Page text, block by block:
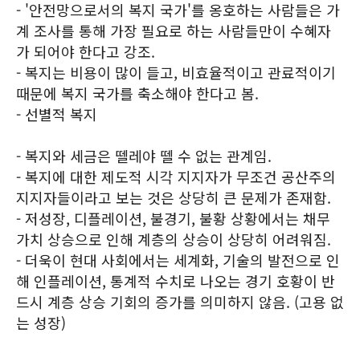
- '안전망으로서의 복지 국가'를 옹호하는 사람들은 가
계 조사를 통해 가장 필요로 하는 사람들만이 수혜자
가 되어야 한다고 강조.
- 복지는 비용이 많이 들고, 비효율적이고 관료적이기
때문에 복지 국가를 축소해야 한다고 봄.
- 선별적 복지
- 복지와 세금은 뗄레야 뗄 수 없는 관계임.
- 복지에 대한 제도적 시각 지지자가 무조건 공산주의
지지자들이라고 보는 것은 상당히 큰 문제가 존재함.
- 저성장, 디플레이션, 불경기, 불황 상황에서는 채무
가치 상승으로 인해 계층의 상승이 상당히 어려워짐.
- 더욱이 현대 사회에서는 세계화, 기술의 발전으로 인
해 인플레이션, 통계적 수치로 나오는 경기 호황이 반
드시 계층 상승 기회의 증가를 의미하지 않음. (고용 없
는 성장)